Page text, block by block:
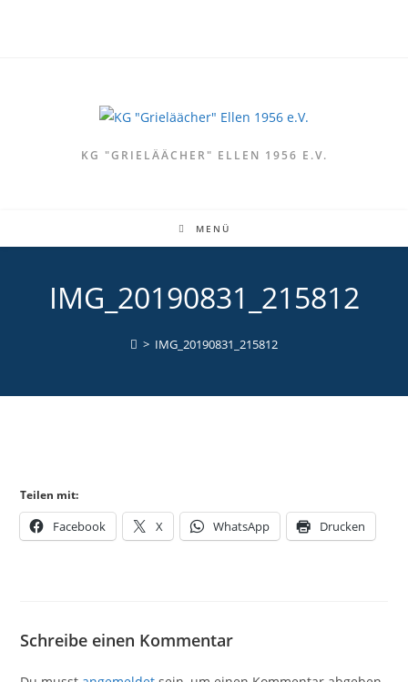
KG "GRIELÄÄCHER" ELLEN 1956 E.V.
MENÜ
IMG_20190831_215812
> IMG_20190831_215812
Teilen mit:
Facebook X WhatsApp Drucken
Schreibe einen Kommentar